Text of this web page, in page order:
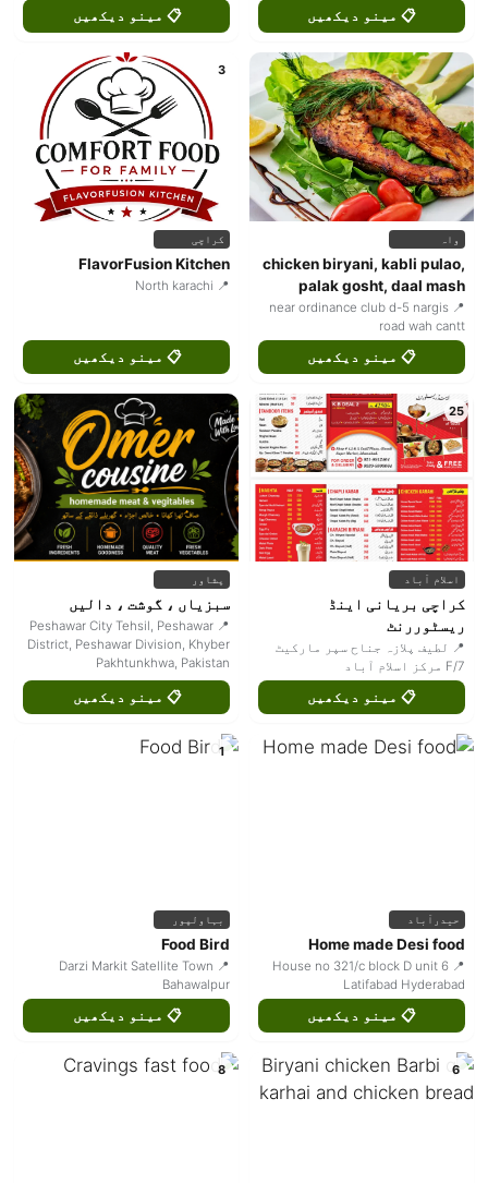
📋 مینو دیکھیں 📋 مینو دیکھیں
واہ
chicken biryani, kabli pulao,
palak gosht, daal mash
📍 near ordinance club d-5 nargis
road wah cantt
📋 مینو دیکھیں
3
کراچی
FlavorFusion Kitchen
📍 North karachi
📋 مینو دیکھیں
25
اسلام آباد
کراچی بریانی اینڈ
ریسٹوررنٹ
📍 لطیف پلازہ جناح سپر مارکیٹ
F/7 مرکز اسلام آباد
📋 مینو دیکھیں
پشاور
سبزیاں ، گوشت ، دالیں
📍 Peshawar City Tehsil, Peshawar
District, Peshawar Division, Khyber
Pakhtunkhwa, Pakistan
📋 مینو دیکھیں
حیدرآباد
Home made Desi food
📍 House no 321/c block D unit 6
Latifabad Hyderabad
📋 مینو دیکھیں
1
بہاولپور
Food Bird
📍 Darzi Markit Satellite Town
Bahawalpur
📋 مینو دیکھیں
6
8